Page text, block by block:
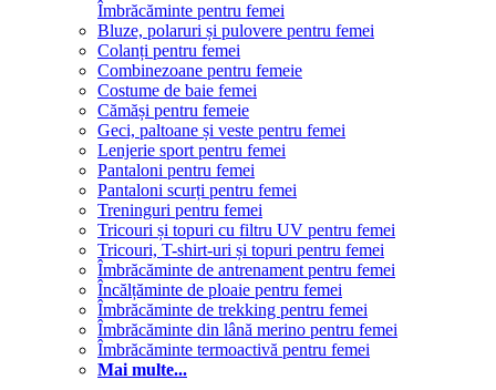
Îmbrăcăminte pentru femei
Bluze, polaruri și pulovere pentru femei
Colanți pentru femei
Combinezoane pentru femeie
Costume de baie femei
Cămăși pentru femeie
Geci, paltoane și veste pentru femei
Lenjerie sport pentru femei
Pantaloni pentru femei
Pantaloni scurți pentru femei
Treninguri pentru femei
Tricouri și topuri cu filtru UV pentru femei
Tricouri, T-shirt-uri și topuri pentru femei
Îmbrăcăminte de antrenament pentru femei
Încălțăminte de ploaie pentru femei
Îmbrăcăminte de trekking pentru femei
Îmbrăcăminte din lână merino pentru femei
Îmbrăcăminte termoactivă pentru femei
Mai multe...